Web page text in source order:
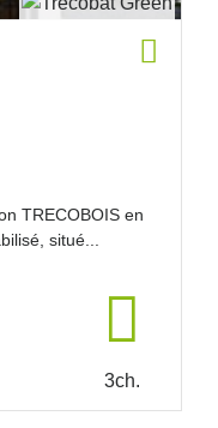
TRECOBOIS en
situé...
3ch.